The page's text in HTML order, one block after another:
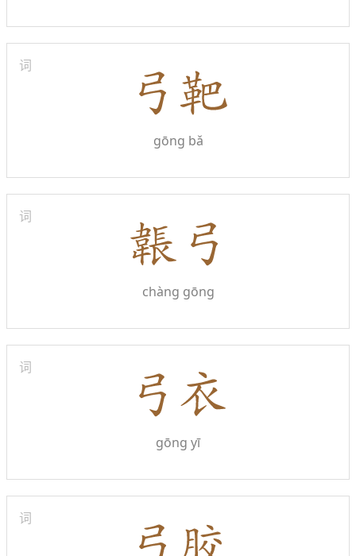
词
gōng bǎ
词
chàng gōng
词
gōng yī
词